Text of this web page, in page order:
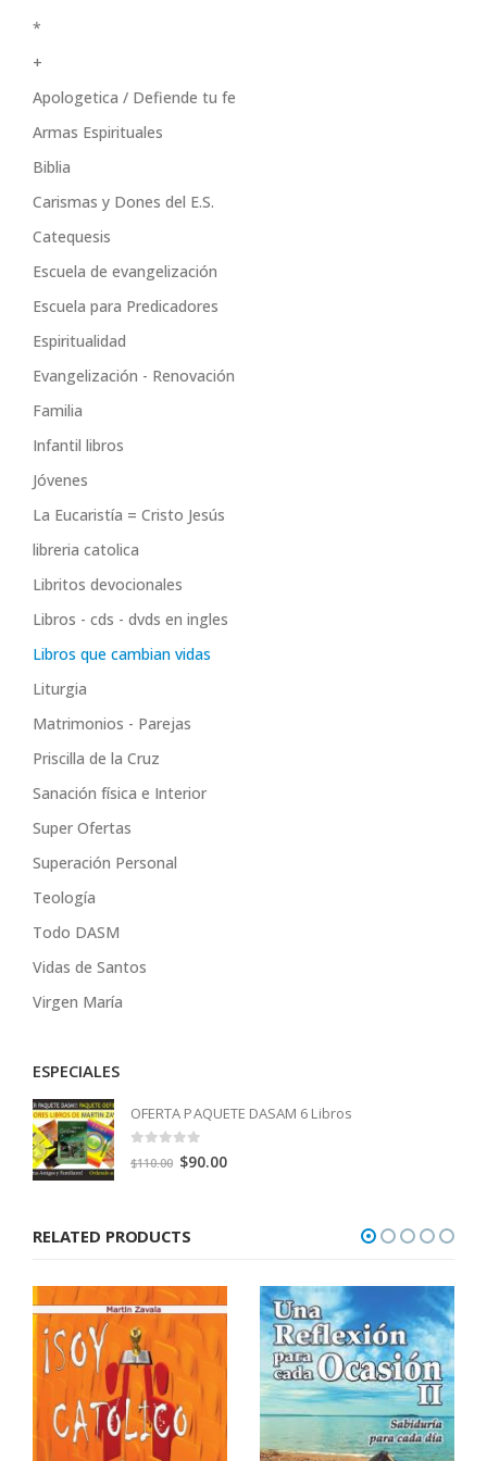
*
+
Apologetica / Defiende tu fe
Armas Espirituales
Biblia
Carismas y Dones del E.S.
Catequesis
Escuela de evangelización
Escuela para Predicadores
Espiritualidad
Evangelización - Renovación
Familia
Infantil libros
Jóvenes
La Eucaristía = Cristo Jesús
libreria catolica
Libritos devocionales
Libros - cds - dvds en ingles
Libros que cambian vidas
Liturgia
Matrimonios - Parejas
Priscilla de la Cruz
Sanación física e Interior
Super Ofertas
Superación Personal
Teología
Todo DASM
Vidas de Santos
Virgen María
ESPECIALES
OFERTA PAQUETE DASAM 6 Libros
out of 5
$110.00 Original
$110.00.
$90.00Current
RELATED PRODUCTS